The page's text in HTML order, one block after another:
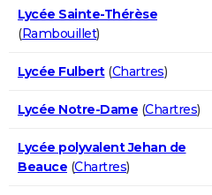
Lycée Sainte-Thérèse
(Rambouillet)
Lycée Fulbert(Chartres)
Lycée Notre-Dame (Chartres)
Lycée polyvalent Jehan de
Beauce (Chartres)